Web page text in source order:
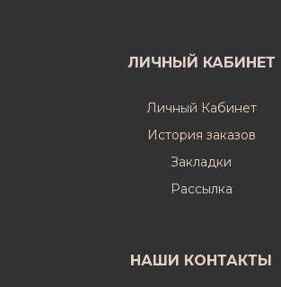
ЛИЧНЫЙ КАБИНЕТ
Личный Кабинет
История заказов
Закладки
Рассылка
НАШИ КОНТАКТЫ